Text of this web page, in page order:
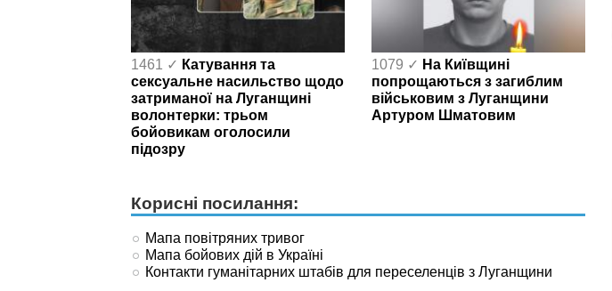
1461 ✓ Катування та
сексуальне насильство щодо
затриманої на Луганщині
волонтерки: трьом
бойовикам оголосили
підозру
1079 ✓ На Київщині
попрощаються з загиблим
військовим з Луганщини
Артуром Шматовим
Корисні посилання:
Мапа повітряних тривог
Мапа бойових дій в Україні
Контакти гуманітарних штабів для переселенців з Луганщини